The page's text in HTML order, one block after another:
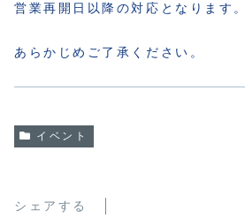
営業再開日以降の対応となります。
あらかじめご了承ください。
イベント
シェアする